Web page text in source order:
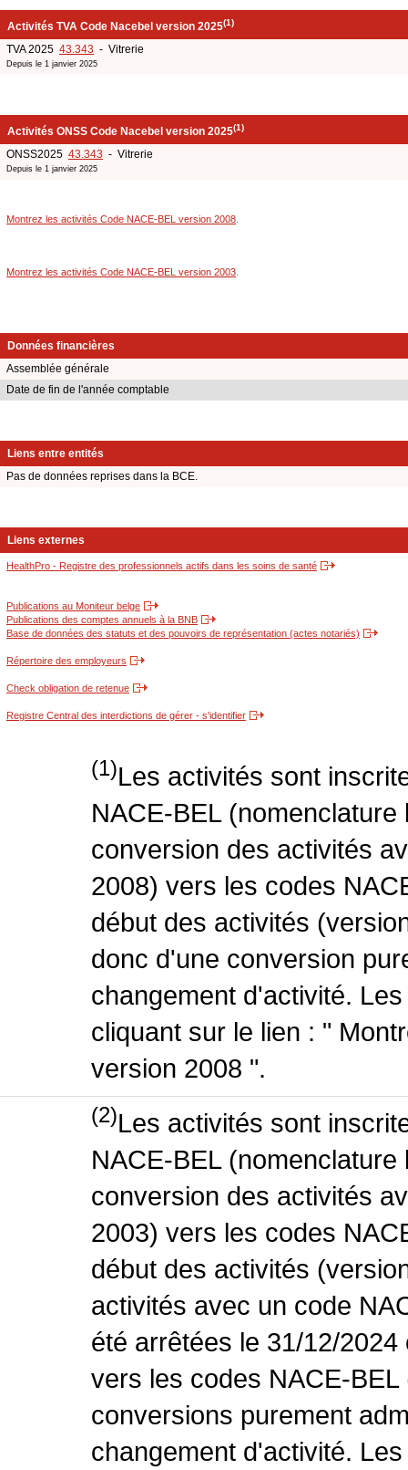
Activités TVA Code Nacebel version 2025(1)
TVA 2025 43.343 - Vitrerie
Depuis le 1 janvier 2025
Activités ONSS Code Nacebel version 2025(1)
ONSS2025 43.343 - Vitrerie
Depuis le 1 janvier 2025
Montrez les activités Code NACE-BEL version 2008
Montrez les activités Code NACE-BEL version 2003
Données financières
Assemblée générale
Date de fin de l'année comptable
Liens entre entités
Pas de données reprises dans la BCE.
Liens externes
HealthPro - Registre des professionnels actifs dans les soins de santé
Publications au Moniteur belge
Publications des comptes annuels à la BNB
Base de données des statuts et des pouvoirs de représentation (actes notariés)
Répertoire des employeurs
Check obligation de retenue
Registre Central des interdictions de gérer - s'identifier
(1)Les activités sont
NACE-BEL
conversion des activités
2008) vers les codes
début des activités
donc d'une conversion
changement d'activité.
cliquant sur le lien : "
version 2008 ".
(2)Les activités sont
NACE-BEL
conversion des activités
2003) vers les codes
début des activités
activités avec un code
été arrêtées le 31/12/
vers les codes NACE-
conversions purement
changement d'activité.